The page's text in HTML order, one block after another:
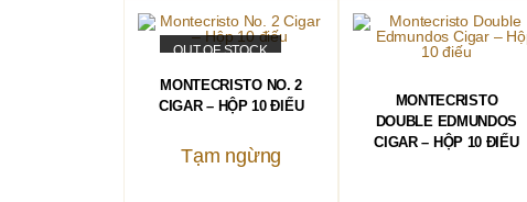
OUT OF STOCK
MONTECRISTO NO. 2
CIGAR – HỘP 10 ĐIẾU
Tạm ngừng
MONTECRISTO
DOUBLE EDMUNDOS
CIGAR – HỘP 10 ĐIẾU